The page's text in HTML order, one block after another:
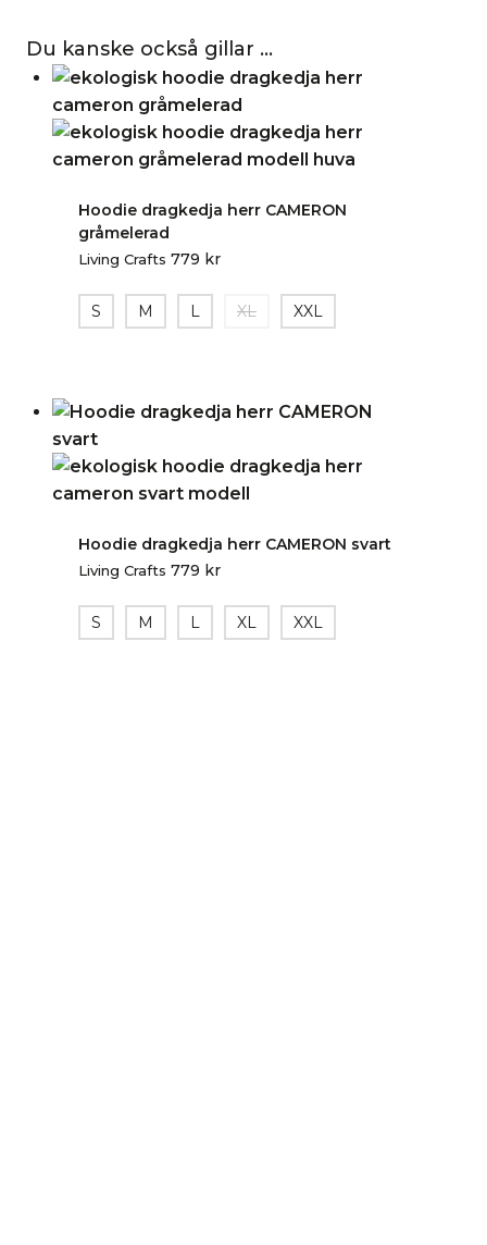
Du kanske också gillar …
Hoodie dragkedja herr CAMERON
gråmelerad
Living Crafts 779 kr
S M L XL XXL
Hoodie dragkedja herr CAMERON svart
Living Crafts 779 kr
S M L XL XXL